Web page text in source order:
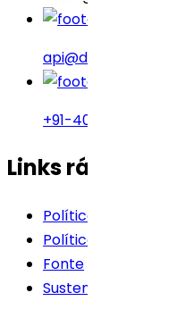
api@drreddys.com
+91-40-49002222
Links rápidos
Política de Cookies
Política de Privacidade
Fonte
Sustentabilidade